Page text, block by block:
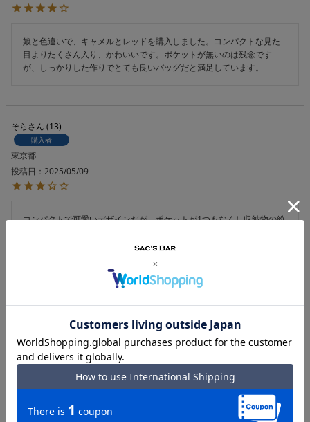
娘と色違いで、キャメルとレッドを購入しました。コンパクトな見た
目よりたくさん入り、かわいいです。ポケットが無いのは残念です
が、しっかりした作りでとても良いバッグだと満足しています。
そら 13
購入者
東京都
投稿日
2025/05/09
コンパクトで可愛いデザインだが、ポケットが1つもなくし収納物の紛
あなたが最近見た商品
PICK-UP IN-STORE
ネットで注文して店舗で受け取り